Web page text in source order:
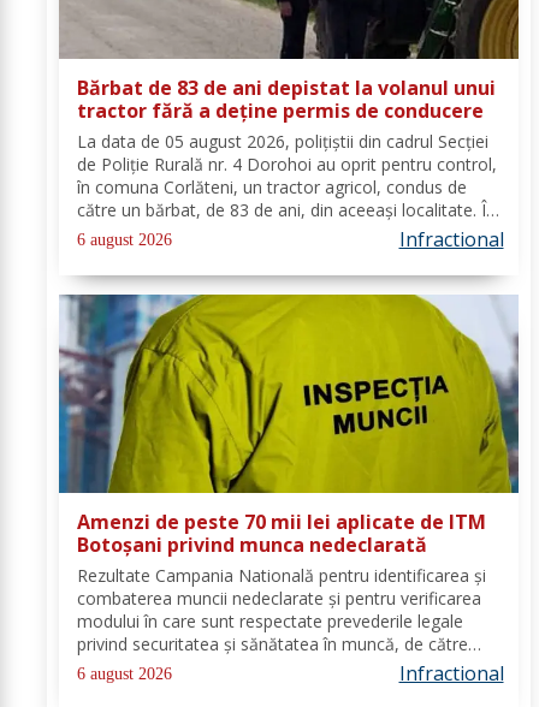
Bărbat de 83 de ani depistat la volanul unui
tractor fără a deține permis de conducere
La data de 05 august 2026, polițiștii din cadrul Secției
de Poliție Rurală nr. 4 Dorohoi au oprit pentru control,
în comuna Corlăteni, un tractor agricol, condus de
către un bărbat, de 83 de ani, din aceeași localitate. În
urma verificărilor efectuate de către polițiști, s-a
constatat faptul că...
6 august 2026 Infractional
Amenzi de peste 70 mii lei aplicate de ITM
Botoșani privind munca nedeclarată
Rezultate Campania Natională pentru identificarea și
combaterea muncii nedeclarate și pentru verificarea
modului în care sunt respectate prevederile legale
privind securitatea și sănătatea în muncă, de către
angajatorii care desfășoară activități în domeniul
Industria alimentară - cod CAEN 10....
6 august 2026 Infractional